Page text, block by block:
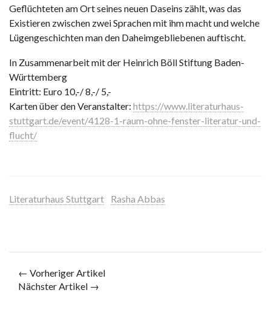
Geflüchteten am Ort seines neuen Daseins zählt, was das
Existieren zwischen zwei Sprachen mit ihm macht und welche
Lügengeschichten man den Daheimgebliebenen auftischt.
In Zusammenarbeit mit der Heinrich Böll Stiftung Baden-
Württemberg
Eintritt: Euro 10,-/ 8,-/ 5,-
Karten über den Veranstalter: https://www.literaturhaus-
stuttgart.de/event/4128-1-raum-ohne-fenster-literatur-und-
flucht/
Literaturhaus Stuttgart Rasha Abbas
← Vorheriger Artikel
Nächster Artikel →